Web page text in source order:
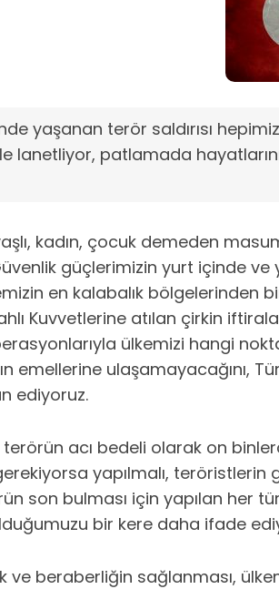
yaşanan terör saldırısı
lanetliyor, patlamada
kadın, çocuk demeden
güçlerimizin yurt içinde ve
en kalabalık bölgelerinden
Kuvvetlerine atılan çirkin
ülkemizi hangi
emellerine
ediyoruz.
terörün acı bedeli olarak on
yapılmalı, teröristlerin
son bulması için yapılan her
bir kere daha ifade
ve beraberliğin sağlanması,